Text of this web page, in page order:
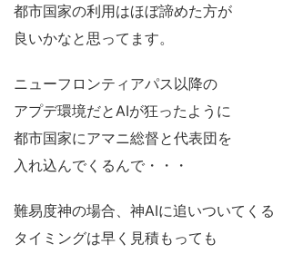
都市国家の利用はほぼ諦めた方が
良いかなと思ってます。
ニューフロンティアパス以降の
アプデ環境だとAIが狂ったように
都市国家にアマニ総督と代表団を
入れ込んでくるんで・・・
難易度神の場合、神AIに追いついてくる
タイミングは早く見積もっても